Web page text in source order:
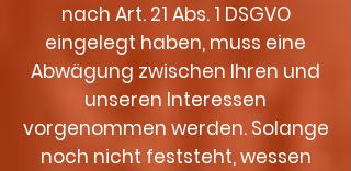
nach Art. 21 Abs. 1 DSGVO
eingelegt haben, muss eine
Abwägung zwischen Ihren und
unseren Interessen
vorgenommen werden. Solange
noch nicht feststeht, wessen